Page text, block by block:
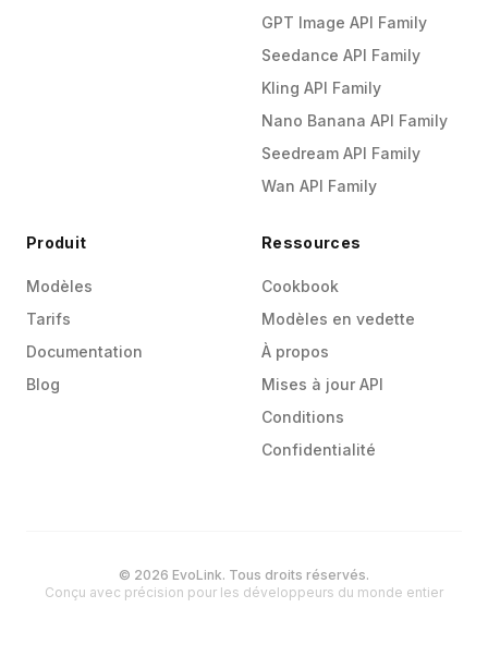
GPT Image API Family
Seedance API Family
Kling API Family
Nano Banana API Family
Seedream API Family
Wan API Family
Produit
Modèles
Tarifs
Documentation
Blog
Ressources
Cookbook
Modèles en vedette
À propos
Mises à jour API
Conditions
Confidentialité
© 2026 EvoLink. Tous droits réservés.
Conçu avec précision pour les développeurs du monde entier